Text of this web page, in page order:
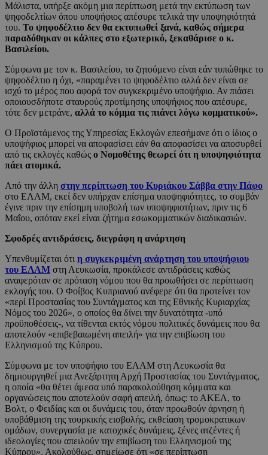
Μάλιστα, υπήρξε ακόμη μια περίπτωση μετά την εκτύπωση των
ψηφοδελτίων όπου υποψήφιος απέσυρε τελικά την υποψηφιότητά
του. Το ψηφοδέλτιο δεν θα εκτυπωθεί ξανά, καθώς σήμερα
παραδόθηκαν οι κάλπες στο εξωτερικό, ξεκαθάρισε ο κ.
Βασιλείου.
Σύμφωνα με τον κ. Βασιλείου, το ζητούμενο είναι εάν τυπώθηκε το
ψηφοδέλτιο η όχι, «παραμένει το ψηφοδέλτιο αλλά δεν είναι σε
ισχύ το μέρος που αφορά τον συγκεκριμένο υποψήφιο. Αν πιάσει
οποιουσδήποτε σταυρούς προτίμησης υποψήφιος που απέσυρε,
τότε δεν μετράνε, αλλά το κόμμα τις πιάνει λόγω κομματικού».
Ο Προϊστάμενος της Υπηρεσίας Εκλογών επεσήμανε ότι ο ίδιος ο
υποψήφιος μπορεί να αποφασίσει εάν θα αποφασίσει να αποσυρθεί
από τις εκλογές καθώς ο Νομοθέτης θεωρεί ότι η υποψηφιότητα
πάει ατομικά.
Από την άλλη στην περίπτωση του Κυριάκου Σάββα στην Πάφο
στο ΕΛΑΜ, εκεί δεν υπήρχαν επίσημα υποψηφιότητες, το συμβάν
έγινε πριν την επίσημη υποβολή των υποψηφιοτήτων, πριν τις 6
Μαΐου, οπόταν εκεί είναι ζήτημα εσωκομματικών διαδικασιών.
Σφοδρές αντιδράσεις, διεγράφη η ανάρτηση
Υπενθυμίζεται ότι η συγκεκριμένη ανάρτηση του υποψήφιου
του ΕΛΑΜ στη Λευκωσία, προκάλεσε αντιδράσεις καθώς
αναφερόταν σε πρόταση νόμου που θα προωθήσει σε περίπτωση
εκλογής του. Ο Φοίβος Κυπριανού ανέφερε ότι θα προτείνει τον
«περί Προστασίας του Συντάγματος και της Εθνικής Κυριαρχίας
Νόμος του 2026», ο οποίος θα δίνει την δυνατότητα -υπό
προϋποθέσεις-, να τίθενται εκτός νόμου πολιτικές δυνάμεις που θα
αποτελούν «επιβεβαιωμένη απειλή» για την επιβίωση του
Ελληνισμού της Κύπρου.
Σύμφωνα με τον υποψήφιο του ΕΛΑΜ στη Λευκωσία θα
δημιουργηθεί μια Ανεξάρτητη Αρχή Προστασίας του Συντάγματος,
η οποία «θα θέτει άμεσα υπό παρακολούθηση κόμματα και
οργανώσεις που αποτελούν σαφή απειλή, όπως: το ΑΚΕΛ, το
Βολτ, ο Φειδίας και οι δυνάμεις του, όταν προωθούν άρνηση ή
υποβάθμιση της τουρκικής εισβολής, εκθείαση τρομοκρατικων
ομάδων, συνεργασία με κατοχικές δυνάμεις, ξένες ατζέντες ή
ιδεολογίες που απειλούν την επιβίωση του Ελληνισμού της
Κύπρου». Ακολούθως, σημείωσε ότι «σε περίπτωση